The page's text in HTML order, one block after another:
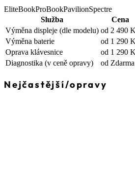
EliteBookProBookPavilionSpectre
Služba
Cena
Výměna displeje (dle modelu) od 2 490
Výměna baterie
od 1 290
Oprava klávesnice
od 1 290
Diagnostika (v ceně opravy) od Zdarma
Nejčastější/opravy